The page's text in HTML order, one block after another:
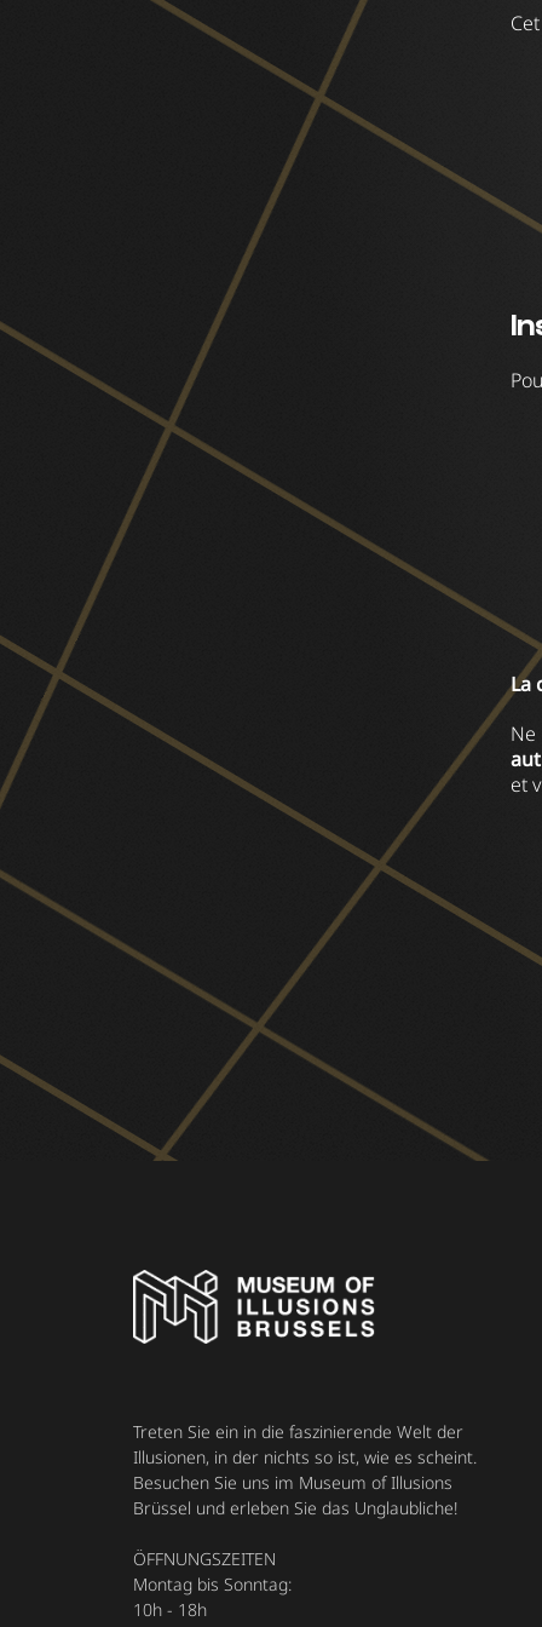
La
et
Treten Sie ein in die faszinierende Welt der
Illusionen, in der nichts so ist, wie es scheint.
Besuchen Sie uns im Museum of Illusions
Brüssel und erleben Sie das Unglaubliche!
ÖFFNUNGSZEITEN
Montag bis Sonntag:
10h - 18h